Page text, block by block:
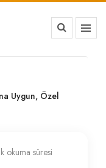
Uygun, Özel
okuma süresi